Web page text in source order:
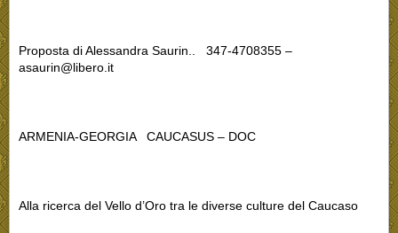
Proposta di Alessandra Saurin .. 347-4708355 –
asaurin@libero.it
ARMENIA-GEORGIA CAUCASUS – DOC
Alla ricerca del Vello d’Oro tra le diverse culture del Caucaso